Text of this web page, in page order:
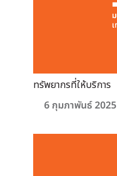
ทรัพยากรที่ให้บริการ
6 กุมภาพันธ์ 2025